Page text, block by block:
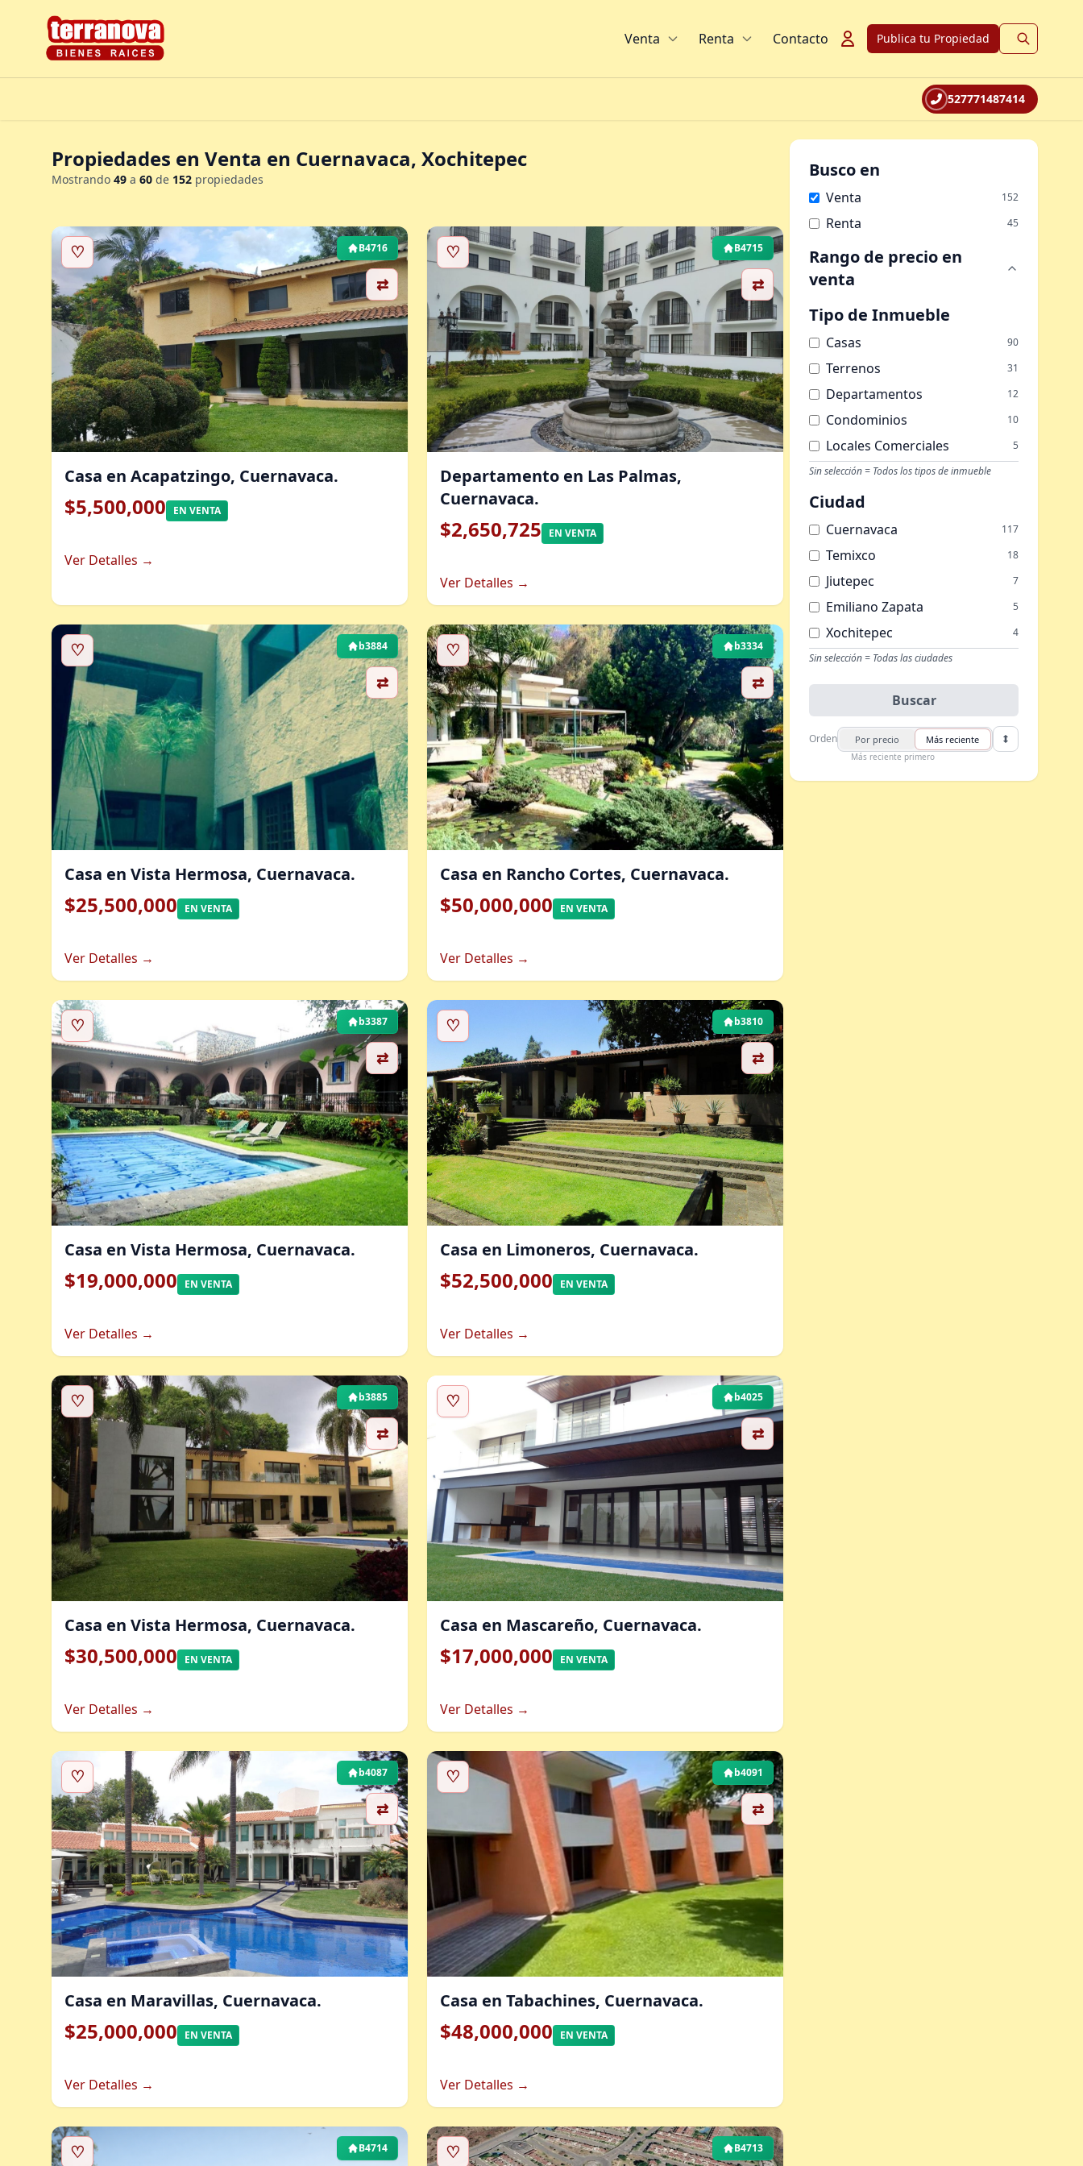
Venta Renta Contacto Publica tu Propiedad
527771487414
Propiedades en Venta en Cuernavaca, Xochitepec
Mostrando 49 a 60 de 152 propiedades
♡
⇄
B4716
Casa en Acapatzingo, Cuernavaca.
$5,500,000 EN VENTA
Ver Detalles →
♡
⇄
B4715
Departamento en Las Palmas,
Cuernavaca.
$2,650,725 EN VENTA
Ver Detalles →
♡
⇄
b3884
Casa en Vista Hermosa, Cuernavaca.
$25,500,000 EN VENTA
Ver Detalles →
♡
⇄
b3334
Casa en Rancho Cortes, Cuernavaca.
$50,000,000 EN VENTA
Ver Detalles →
♡
⇄
b3387
Casa en Vista Hermosa, Cuernavaca.
$19,000,000 EN VENTA
Ver Detalles →
♡
⇄
b3810
Casa en Limoneros, Cuernavaca.
$52,500,000 EN VENTA
Ver Detalles →
♡
⇄
b3885
Casa en Vista Hermosa, Cuernavaca.
$30,500,000 EN VENTA
Ver Detalles →
♡
⇄
b4025
Casa en Mascareño, Cuernavaca.
$17,000,000 EN VENTA
Ver Detalles →
♡
⇄
b4087
Casa en Maravillas, Cuernavaca.
$25,000,000 EN VENTA
Ver Detalles →
♡
⇄
b4091
Casa en Tabachines, Cuernavaca.
$48,000,000 EN VENTA
Ver Detalles →
♡ B4714 ♡ B4713
Busco en
Venta 152
Renta 45
Rango de precio en
venta
Tipo de Inmueble
Casas 90
Terrenos 31
Departamentos 12
Condominios 10
Locales Comerciales 5
Edificios
Hoteles
Oficinas 1
Sin selección = Todos los tipos de inmueble
Ciudad
Cuernavaca 117
Temixco 18
Jiutepec 7
Emiliano Zapata 5
Xochitepec 4
Alpuyeca
Sin selección = Todas las ciudades
Buscar
Orden Por precio Más reciente
Más reciente primero